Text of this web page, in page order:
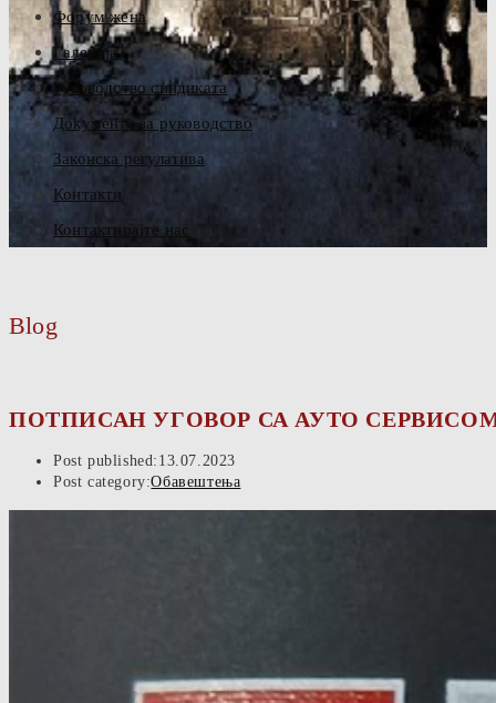
Форум жена
Галерија
Руководство синдиката
Документа за руководство
Законска регулатива
Контакти
Контактирајте нас
Blog
ПОТПИСАН УГОВОР СА АУТО СЕРВИСОМ
Post published: 13.07.2023
Post category:Обавештења